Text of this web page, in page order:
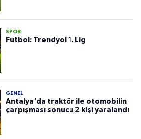
SPOR
Futbol: Trendyol 1. Lig
GENEL
Antalya'da traktör ile otomobilin
çarpışması sonucu 2 kişi yaralandı